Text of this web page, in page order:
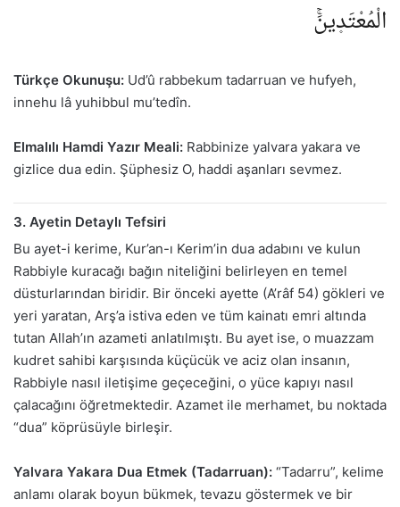
الْمُعْتَد۪ينَۚ
Türkçe Okunuşu: Ud’û rabbekum tadarruan ve hufyeh,
innehu lâ yuhibbul mu’tedîn.
Elmalılı Hamdi Yazır Meali: Rabbinize yalvara yakara ve
gizlice dua edin. Şüphesiz O, haddi aşanları sevmez.
3. Ayetin Detaylı Tefsiri
Bu ayet-i kerime, Kur’an-ı Kerim’in dua adabını ve kulun
Rabbiyle kuracağı bağın niteliğini belirleyen en temel
düsturlarından biridir. Bir önceki ayette (A’râf 54) gökleri ve
yeri yaratan, Arş’a istiva eden ve tüm kainatı emri altında
tutan Allah’ın azameti anlatılmıştı. Bu ayet ise, o muazzam
kudret sahibi karşısında küçücük ve aciz olan insanın,
Rabbiyle nasıl iletişime geçeceğini, o yüce kapıyı nasıl
çalacağını öğretmektedir. Azamet ile merhamet, bu noktada
“dua” köprüsüyle birleşir.
Yalvara Yakara Dua Etmek (Tadarruan): “Tadarru”, kelime
anlamı olarak boyun bükmek, tevazu göstermek ve bir